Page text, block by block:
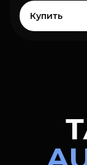
Купить